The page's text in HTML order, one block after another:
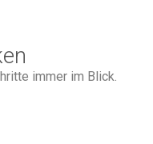
immer im Blick.